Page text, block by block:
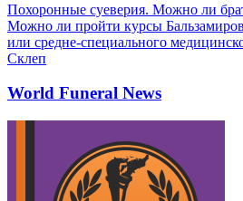
Похоронные суеверия. Можно ли
Можно ли пройти курсы
или средне-специального
Склеп
World Funeral News